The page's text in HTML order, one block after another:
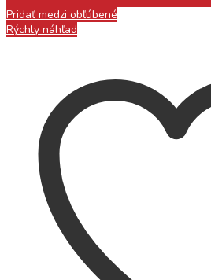
Pridať medzi obľúbené
Rýchly náhľad